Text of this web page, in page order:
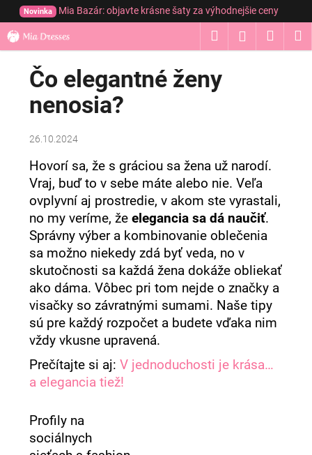
Prejsť
obsah
Novinka Mia Bazár: objavte krásne šaty za výhodnejšie ceny
Hľadať
Čo elegantné ženy
nenosia?
26.10.2024
Hovorí sa, že s gráciou sa žena už narodí.
Vraj, buď to v sebe máte alebo nie. Veľa
ovplyvní aj prostredie, v akom ste vyrastali,
no my veríme, žeelegancia sa dá naučiť.
Správny výber a kombinovanie oblečenia
sa možno niekedy zdá byť veda, no v
skutočnosti sa každá žena dokáže obliekať
ako dáma. Vôbec pri tom nejde o značky a
visačky so závratnými sumami. Naše tipy
sú pre každý rozpočet a budete vďaka nim
vždy vkusne upravená.
Prečítajte si aj:V jednoduchosti je krása…
a elegancia tiež!
Profily na
sociálnych
o
Späť
Späť